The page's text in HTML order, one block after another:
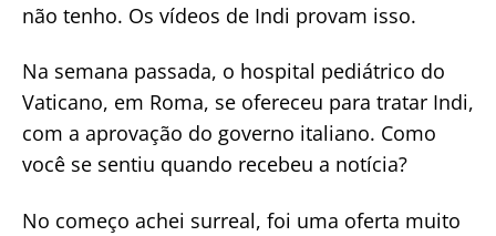
não tenho. Os vídeos de Indi provam isso.
Na semana passada, o hospital pediátrico do
Vaticano, em Roma, se ofereceu para tratar Indi,
com a aprovação do governo italiano. Como
você se sentiu quando recebeu a notícia?
No começo achei surreal, foi uma oferta muito